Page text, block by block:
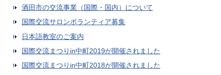
酒田市の交流事業（国際・国内）について
国際交流サロンボランティア募集
日本語教室のご案内
国際交流まつりin中町2019が開催されました
国際交流まつりin中町2018が開催されました